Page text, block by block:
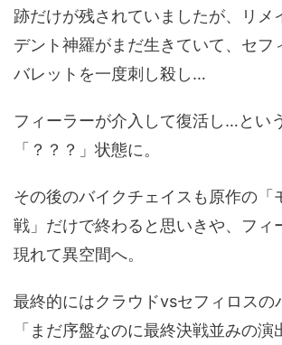
跡だけが残されていましたが、リメ
デント神羅がまだ生きていて、セフ
バレットを一度刺し殺し…
フィーラーが介入して復活し…とい
「？？？」状態に。
その後のバイクチェイスも原作の「
戦」だけで終わると思いきや、フィ
現れて異空間へ。
最終的にはクラウドvsセフィロスの
「まだ序盤なのに最終決戦並みの演